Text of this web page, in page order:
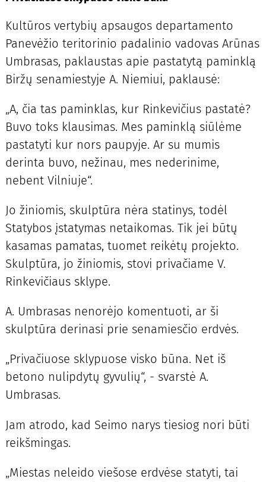
Kultūros vertybių apsaugos departamento
Panevėžio teritorinio padalinio vadovas Arūnas
Umbrasas, paklaustas apie pastatytą paminklą
Biržų senamiestyje A. Niemiui, paklausė:
„A, čia tas paminklas, kur Rinkevičius pastatė?
Buvo toks klausimas. Mes paminklą siūlėme
pastatyti kur nors paupyje. Ar su mumis
derinta buvo, nežinau, mes nederinime,
nebent Vilniuje“.
Jo žiniomis, skulptūra nėra statinys, todėl
Statybos įstatymas netaikomas. Tik jei būtų
kasamas pamatas, tuomet reikėtų projekto.
Skulptūra, jo žiniomis, stovi privačiame V.
Rinkevičiaus sklype.
A. Umbrasas nenorėjo komentuoti, ar ši
skulptūra derinasi prie senamiesčio erdvės.
„Privačiuose sklypuose visko būna. Net iš
betono nulipdytų gyvulių“, - svarstė A.
Umbrasas.
Jam atrodo, kad Seimo narys tiesiog nori būti
reikšmingas.
„Miestas neleido viešose erdvėse statyti, tai